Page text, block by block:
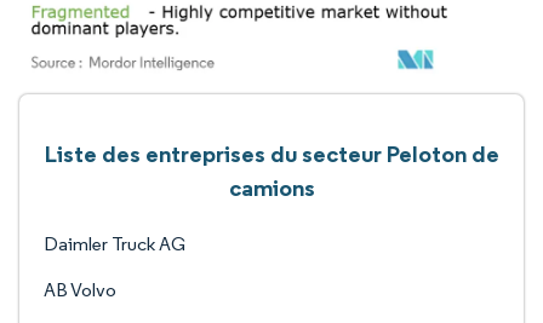
Liste des entreprises du secteur Peloton de
camions
Daimler Truck AG
AB Volvo